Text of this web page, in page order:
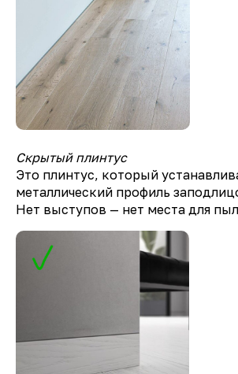
Скрытый плинтус
Это плинтус, который
металлический профиль
Нет выступов — нет места для